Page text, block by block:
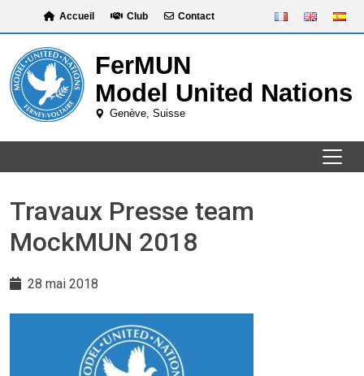
content
Accueil Club Contact
Travaux Presse team
MockMUN 2018
28 mai 2018